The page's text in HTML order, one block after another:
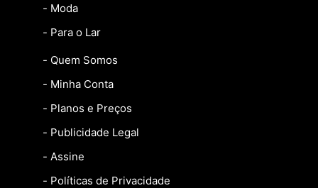
- Moda
- Para o Lar
- Quem Somos
- Minha Conta
- Planos e Preços
- Publicidade Legal
- Assine
- Políticas de Privacidade